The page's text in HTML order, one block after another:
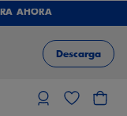
AHORA
Descarga